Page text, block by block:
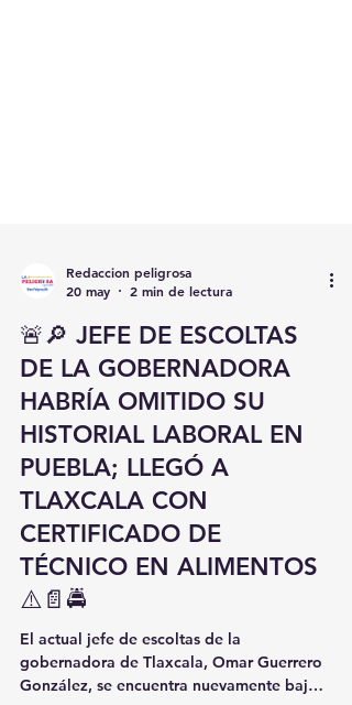
20 may
2 min de lectura
🚨🔎 JEFE DE ESCOLTAS
DE LA GOBERNADORA
HABRÍA OMITIDO SU
HISTORIAL LABORAL EN
PUEBLA; LLEGÓ A
TLAXCALA CON
CERTIFICADO DE
TÉCNICO EN ALIMENTOS
⚠️📄🚔